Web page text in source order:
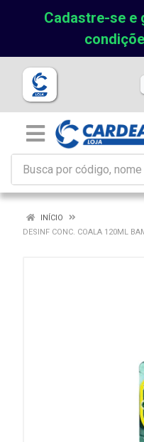
Cadastre-se e
INÍCIO
DESINF CONC. COALA 120ML